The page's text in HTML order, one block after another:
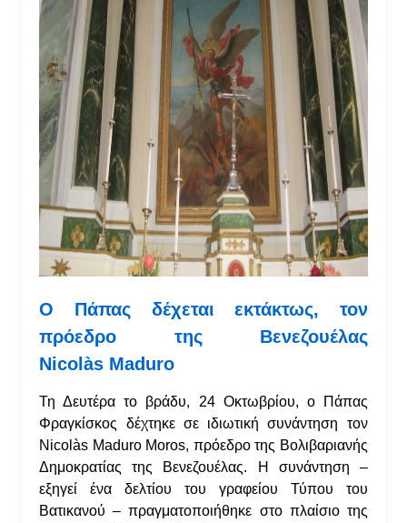
Ο Πάπας δέχεται εκτάκτως, τον
πρόεδρο της Βενεζουέλας
Nicolàs Maduro
Τη Δευτέρα το βράδυ, 24 Οκτωβρίου, ο Πάπας
Φραγκίσκος δέχτηκε σε ιδιωτική συνάντηση τον
Nicolàs Maduro Moros, πρόεδρο της Βολιβαριανής
Δημοκρατίας της Βενεζουέλας. Η συνάντηση –
εξηγεί ένα δελτίου του γραφείου Τύπου του
Βατικανού – πραγματοποιήθηκε στο πλαίσιο της